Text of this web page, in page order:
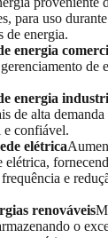
para uso
de energia.
energia
de
energia
de alta
e confiável.
elétrica
elétrica,
e
renováveis
o